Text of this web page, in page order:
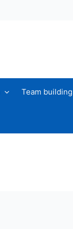
Team building